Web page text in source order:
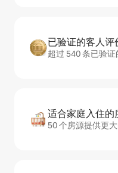
已验证的客人评
超过 540 条已验
适合家庭入住的
50 个房源提供更